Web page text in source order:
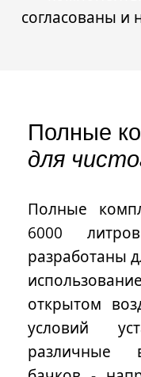
согласованы и
Полные
для
Полные
6000 литров
разработаны
открытом
условий
различные